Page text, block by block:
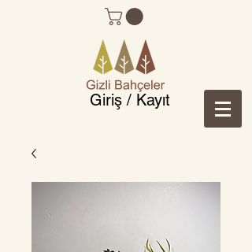
Giriş / Kayıt